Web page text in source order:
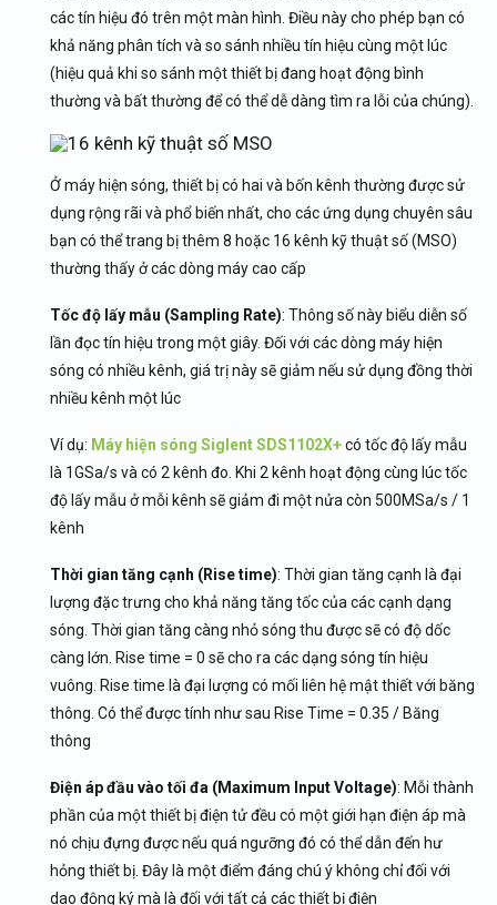
các tín hiệu đó trên một màn hình. Điều này cho phép bạn có
khả năng phân tích và so sánh nhiều tín hiệu cùng một lúc
(hiệu quả khi so sánh một thiết bị đang hoạt động bình
thường và bất thường để có thể dễ dàng tìm ra lỗi của chúng).
Ở máy hiện sóng, thiết bị có hai và bốn kênh thường được sử
dụng rộng rãi và phổ biến nhất, cho các ứng dụng chuyên sâu
bạn có thể trang bị thêm 8 hoặc 16 kênh kỹ thuật số (MSO)
thường thấy ở các dòng máy cao cấp
Tốc độ lấy mẫu (Sampling Rate): Thông số này biểu diễn số
lần đọc tín hiệu trong một giây. Đối với các dòng máy hiện
sóng có nhiều kênh, giá trị này sẽ giảm nếu sử dụng đồng thời
nhiều kênh một lúc
Ví dụ: Máy hiện sóng Siglent SDS1102X+có tốc độ lấy mẫu
là 1GSa/s và có 2 kênh đo. Khi 2 kênh hoạt động cùng lúc tốc
độ lấy mẫu ở mỗi kênh sẽ giảm đi một nửa còn 500MSa/s / 1
kênh
Thời gian tăng cạnh (Rise time): Thời gian tăng cạnh là đại
lượng đặc trưng cho khả năng tăng tốc của các cạnh dạng
sóng. Thời gian tăng càng nhỏ sóng thu được sẽ có độ dốc
càng lớn. Rise time = 0 sẽ cho ra các dạng sóng tín hiệu
vuông. Rise time là đại lượng có mối liên hệ mật thiết với băng
thông. Có thể được tính như sau Rise Time = 0.35 / Băng
thông
Điện áp đầu vào tối đa (Maximum Input Voltage): Mỗi thành
phần của một thiết bị điện tử đều có một giới hạn điện áp mà
nó chịu đựng được nếu quá ngưỡng đó có thể dẫn đến hư
hỏng thiết bị. Đây là một điểm đáng chú ý không chỉ đối với
dao động ký mà là đối với tất cả các thiết bị điện